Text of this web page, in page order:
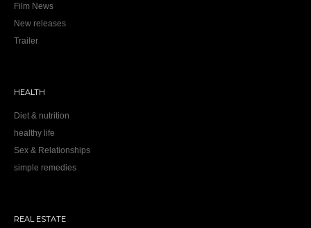
Film News
New releases
Trailer
HEALTH
Diet & nutrition
healthy life
Sex & Relationships
simple remedies
REAL ESTATE